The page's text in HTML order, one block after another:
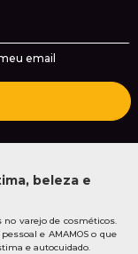
email
beleza e
varejo de cosméticos.
e AMAMOS o que
e autocuidado.